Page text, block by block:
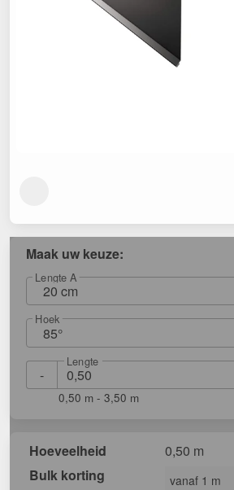
Maak uw keuze:
Lengte A
20 cm
Hoek
85°
-
Lengte
0,50 m - 3,50 m
Hoeveelheid
0,50 m
Bulk korting
vanaf 1 m